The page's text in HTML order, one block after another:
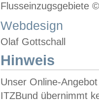
Flusseinzugsgebiete
Webdesign
Olaf Gottschall
Hinweis
Unser Online-
ITZBund übernimmt